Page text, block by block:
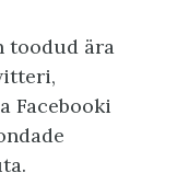
toodud ära
Facebooki